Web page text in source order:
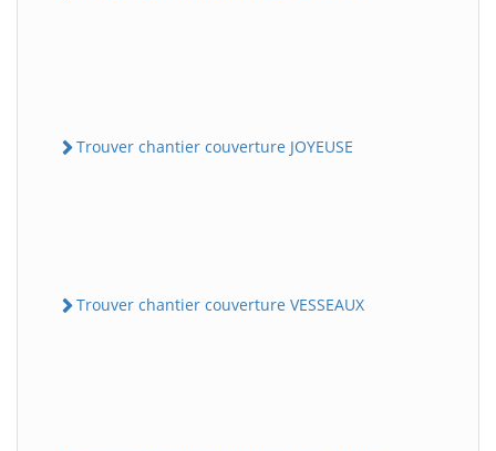
Trouver chantier couverture JOYEUSE
Trouver chantier couverture VESSEAUX